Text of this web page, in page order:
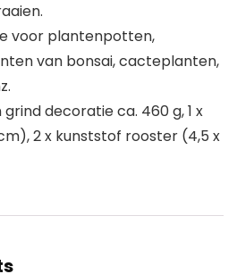
voor plantenpotten,
van bonsai, cacteplanten,
decoratie ca. 460 g, 1 x
2 x kunststof rooster (4,5 x